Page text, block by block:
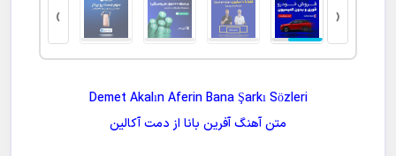
‹
›
Demet Akalın Aferin Bana Şarkı Sözleri
متن آهنگآفرین بانا از دمت آکالین